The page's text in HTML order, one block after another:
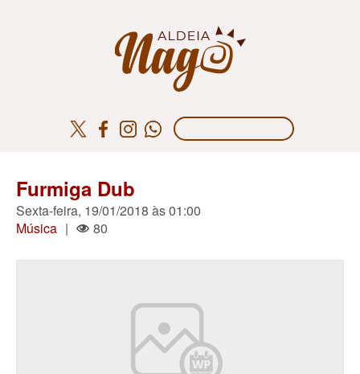
Furmiga Dub
Sexta-feira, 19/01/2018 às 01:00
Música | 80